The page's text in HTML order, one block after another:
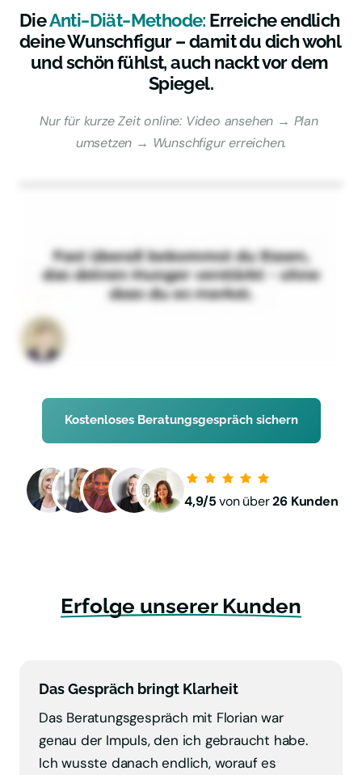
Die Anti‒Diät‒Methode: Erreiche endlich
deine Wunschfigur – damit du dich wohl
und schön fühlst, auch nackt vor dem
Spiegel.
Nur für kurze Zeit online: Video ansehen → Plan
umsetzen → Wunschfigur erreichen.
Kostenloses Beratungsgespräch sichern
4,9/5 von über 26 Kunden
Erfolge unserer Kunden
Das Gespräch bringt Klarheit
Das Beratungsgespräch mit Florian war
genau der Impuls, den ich gebraucht habe.
Ich wusste danach endlich, worauf es